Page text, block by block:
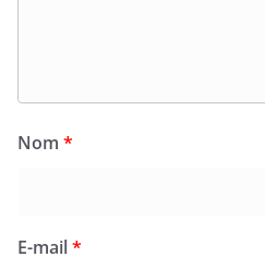
Nom *
E-mail*